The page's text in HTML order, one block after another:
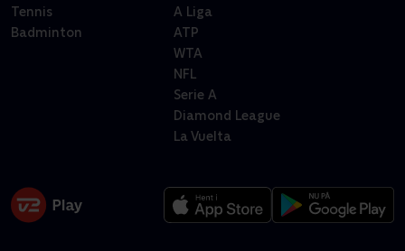
Tennis
Badminton
A Liga
ATP
WTA
NFL
Serie A
Diamond League
La Vuelta